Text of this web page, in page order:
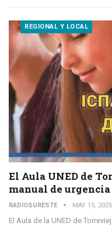
REGIONAL Y LOCAL
El Aula UNED de
manual de
RADIOSURESTE MAY 15, 2025
El Aula de la UNED de